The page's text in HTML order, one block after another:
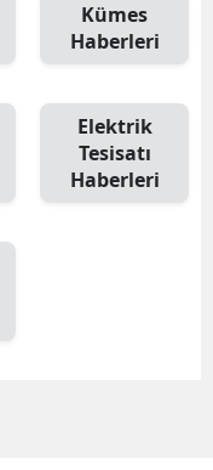
Kümes
Haberleri
Elektrik
Tesisatı
Haberleri